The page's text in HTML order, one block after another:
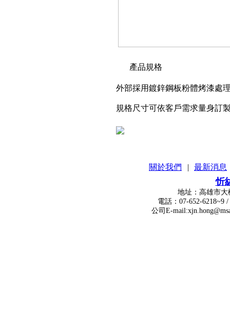
產品規格
外部採用鍍鋅鋼板粉體烤漆處
規格尺寸可依客戶需求量身訂
關於我們 | 最新消息
忻
地址：高雄市大樹區瓦
電話：07-652-6218~9 / 傳真
公司E-